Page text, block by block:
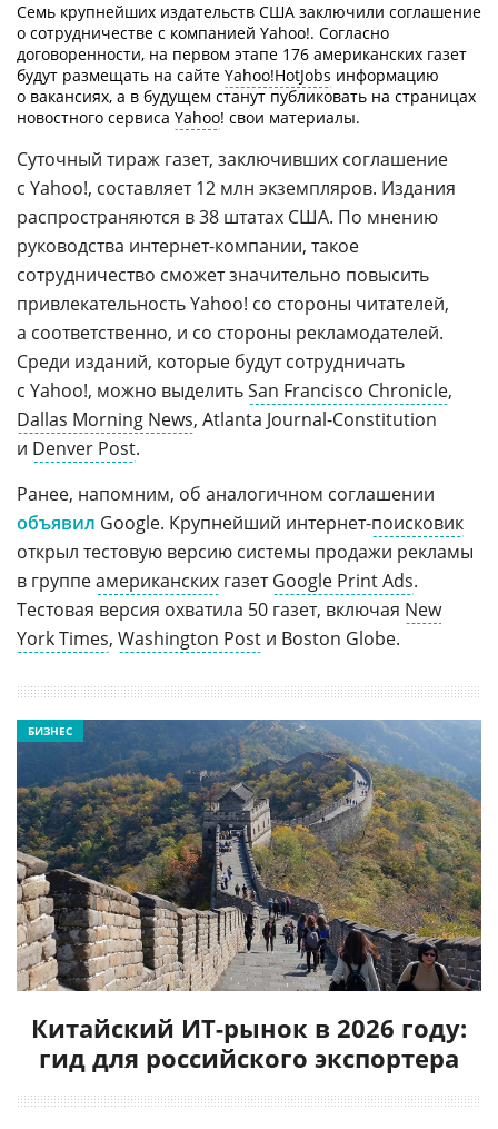
Семь крупнейших издательств США заключили соглашение
о сотрудничестве с компанией Yahoo!. Согласно
договоренности, на первом этапе 176 американских газет
будут размещать на сайте Yahoo!HotJobs информацию
о вакансиях, а в будущем станут публиковать на страницах
новостного сервиса Yahoo! свои материалы.
Суточный тираж газет, заключивших соглашение
с Yahoo!, составляет 12 млн экземпляров. Издания
распространяются в 38 штатах США. По мнению
руководства интернет-компании, такое
сотрудничество сможет значительно повысить
привлекательность Yahoo! со стороны читателей,
а соответственно, и со стороны рекламодателей.
Среди изданий, которые будут сотрудничать
с Yahoo!, можно выделитьSan Francisco Chronicle,
Dallas Morning News, Atlanta Journal-Constitution
и Denver Post.
Ранее, напомним, об аналогичном соглашении
объявил Google. Крупнейший интернет-поисковик
открыл тестовую версию системы продажи рекламы
в группеамериканских газетGoogle Print Ads.
Тестовая версия охватила 50 газет, включая New
York Times, Washington Post и Boston Globe.
Китайский ИТ-рынок в 2026 году:
гид для российского экспортера
БИЗНЕС